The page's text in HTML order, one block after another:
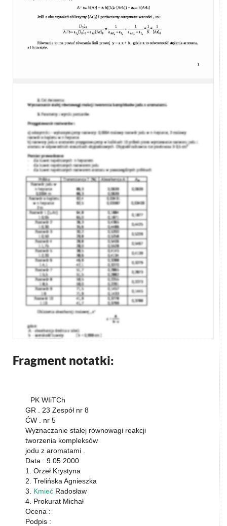
Fragment notatki:
PK WIiTCh
GR . 23 Zespół nr 8
ĆW . nr 5
Wyznaczanie stałej równowagi reakcji
tworzenia kompleksów
jodu z aromatami .
Data : 9.05.2000
1. Orzeł Krystyna
2. Trelińska Agnieszka
3. Kmieć Radosław
4. Prokurat Michał
Ocena :
Podpis :